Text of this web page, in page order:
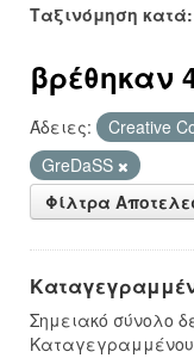
Ταξινόμηση κατά
βρέθηκαν
Άδειες: Creative
GreDaSS
Φίλτρα
Σημειακό σύνολο